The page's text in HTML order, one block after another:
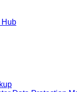
Hub